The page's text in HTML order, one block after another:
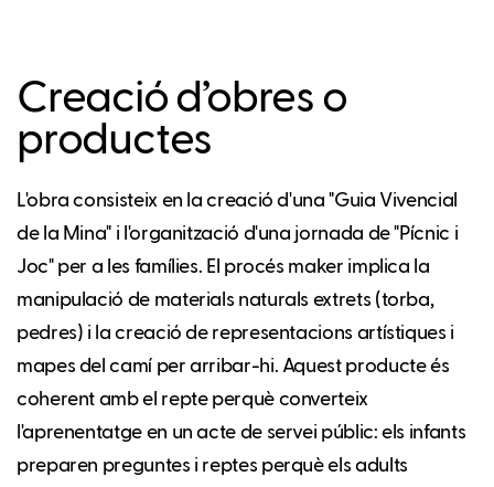
Creació d’obres o
productes
L'obra consisteix en la creació d'una "Guia Vivencial
de la Mina" i l'organització d'una jornada de "Pícnic i
Joc" per a les famílies. El procés maker implica la
manipulació de materials naturals extrets (torba,
pedres) i la creació de representacions artístiques i
mapes del camí per arribar-hi. Aquest producte és
coherent amb el repte perquè converteix
l'aprenentatge en un acte de servei públic: els infants
preparen preguntes i reptes perquè els adults